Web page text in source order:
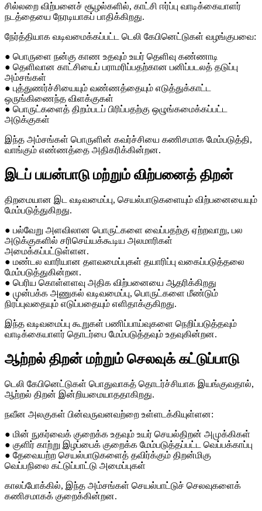
சில்லறை விற்பனைச் சூழல்களில், காட்சி ஈர்ப்பு வாடிக்கையாளர்
நடத்தையை நேரடியாகப் பாதிக்கிறது.
நேர்த்தியாக வடிவமைக்கப்பட்ட டெலி கேபினெட்டுகள் வழங்குபவை:
● பொருளை நன்கு காண உதவும் உயர் தெளிவு கண்ணாடி
● தெளிவான காட்சியைப் பராமரிப்பதற்கான பனிப்படலத் தடுப்பு
அம்சங்கள்
● புத்துணர்ச்சியையும் வண்ணத்தையும் எடுத்துக்காட்ட
ஒருங்கிணைந்த விளக்குகள்
● பொருட்களைத் திறம்படப் பிரிப்பதற்கு ஒழுங்கமைக்கப்பட்ட
அடுக்குகள்
இந்த அம்சங்கள் பொருளின் கவர்ச்சியை கணிசமாக மேம்படுத்தி,
வாங்கும் எண்ணத்தை அதிகரிக்கின்றன.
இடப் பயன்பாடு மற்றும் விற்பனைத் திறன்
திறமையான இட வடிவமைப்பு, செயல்பாடுகளையும் விற்பனையையும்
மேம்படுத்துகிறது.
● பல்வேறு அளவிலான பொருட்களை வைப்பதற்கு ஏற்றவாறு, பல
அடுக்குகளில் சரிசெய்யக்கூடிய அலமாரிகள்
அமைக்கப்பட்டுள்ளன.
● மண்டல வாரியான தளவமைப்புகள் தயாரிப்பு வகைப்படுத்தலை
மேம்படுத்துகின்றன.
● பெரிய கொள்ளளவு அதிக விற்பனையை ஆதரிக்கிறது
● முன்பக்க அணுகல் வடிவமைப்பு, பொருட்களை மீண்டும்
நிரப்புவதையும் எடுப்பதையும் எளிதாக்குகிறது.
இந்த வடிவமைப்பு கூறுகள் பணிப்பாய்வுகளை நெறிப்படுத்தவும்
வாடிக்கையாளர் தொடர்பை மேம்படுத்தவும் உதவுகின்றன.
ஆற்றல் திறன் மற்றும் செலவுக் கட்டுப்பாடு
டெலி கேபினெட்டுகள் பொதுவாகத் தொடர்ச்சியாக இயங்குவதால்,
ஆற்றல் திறன் இன்றியமையாததாகிறது.
நவீன அலகுகள் பின்வருவனவற்றை உள்ளடக்கியுள்ளன:
● மின் நுகர்வைக் குறைக்க உதவும் உயர் செயல்திறன் அமுக்கிகள்
● குளிர் காற்று இழப்பைக் குறைக்க மேம்படுத்தப்பட்ட வெப்பக்காப்பு
● தேவையற்ற செயல்பாடுகளைத் தவிர்க்கும் திறன்மிகு
வெப்பநிலை கட்டுப்பாட்டு அமைப்புகள்
காலப்போக்கில், இந்த அம்சங்கள் செயல்பாட்டுச் செலவுகளைக்
கணிசமாகக் குறைக்கின்றன.